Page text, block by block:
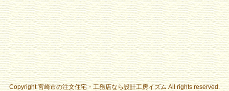
Copyright宮崎市の注文住宅・工務店なら設計工房イズムAll rights reserved.